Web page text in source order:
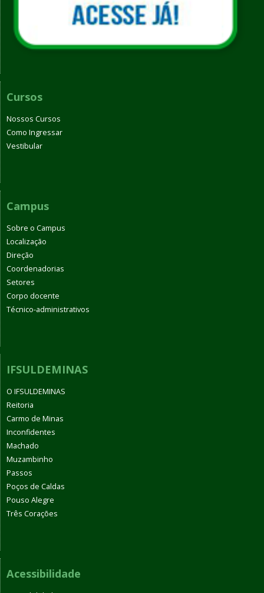
Cursos
Nossos Cursos
Como Ingressar
Vestibular
Campus
Sobre o Campus
Localização
Direção
Coordenadorias
Setores
Corpo docente
Técnico-administrativos
IFSULDEMINAS
O IFSULDEMINAS
Reitoria
Carmo de Minas
Inconfidentes
Machado
Muzambinho
Passos
Poços de Caldas
Pouso Alegre
Três Corações
Acessibilidade